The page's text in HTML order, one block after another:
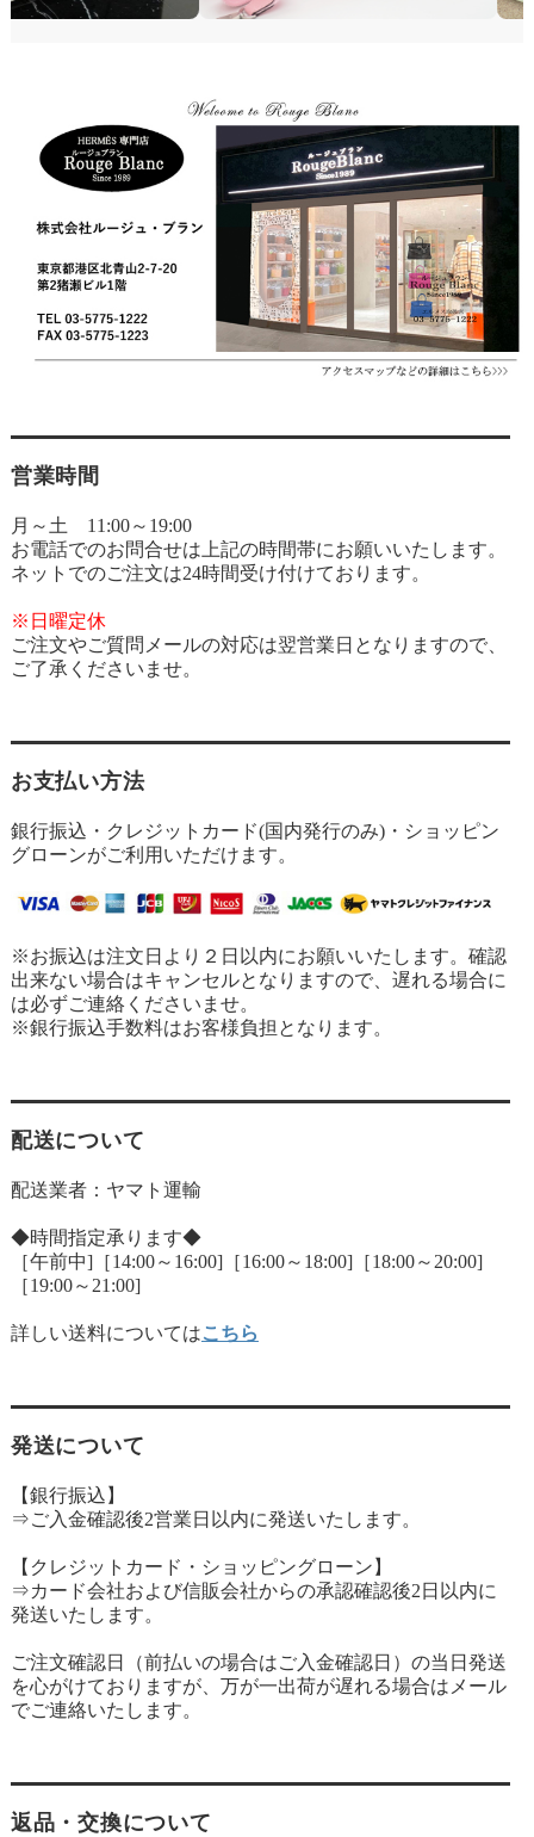
営業時間
月～土 11:00～19:00
お電話でのお問合せは上記の時間帯にお願いいたします。
ネットでのご注文は24時間受け付けております。
※日曜定休
ご注文やご質問メールの対応は翌営業日となりますので、
ご了承くださいませ。
お支払い方法
銀行振込・クレジットカード(国内発行のみ)・ショッピン
グローンがご利用いただけます。
※お振込は注文日より２日以内にお願いいたします。確認
出来ない場合はキャンセルとなりますので、遅れる場合に
は必ずご連絡くださいませ。
※銀行振込手数料はお客様負担となります。
配送について
配送業者：ヤマト運輸
◆時間指定承ります◆
［午前中]［14:00～16:00]［16:00～18:00]［18:00～20:00]
［19:00～21:00]
詳しい送料についてはこちら
発送について
【銀行振込】
⇒ご入金確認後2営業日以内に発送いたします。
【クレジットカード・ショッピングローン】
⇒カード会社および信販会社からの承認確認後2日以内に
発送いたします。
ご注文確認日（前払いの場合はご入金確認日）の当日発送
を心がけておりますが、万が一出荷が遅れる場合はメール
でご連絡いたします。
返品・交換について